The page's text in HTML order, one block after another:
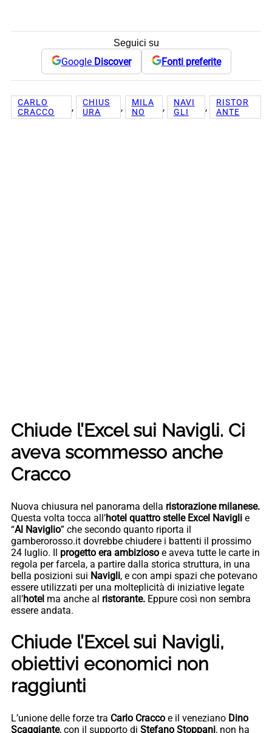
Seguici su
Google Discover Fonti preferite
CARLO
CRACCO
,
CHIUS
URA
,
MILA
NO
,
NAVI
GLI
,
RISTOR
ANTE
Chiude l’Excel sui Navigli. Ci
aveva scommesso anche
Cracco
Nuova chiusura nel panorama della ristorazione milanese.
Questa volta tocca all’hotel quattro stelle Excel Navigli e
“Al Naviglio” che secondo quanto riporta il
gamberorosso.it dovrebbe chiudere i battenti il prossimo
24 luglio. Il progetto era ambizioso e aveva tutte le carte in
regola per farcela, a partire dalla storica struttura, in una
bella posizioni sui Navigli, e con ampi spazi che potevano
essere utilizzati per una molteplicità di iniziative legate
all’hotel ma anche al ristorante. Eppure così non sembra
essere andata.
Chiude l’Excel sui Navigli,
obiettivi economici non
raggiunti
L’unione delle forze tra Carlo Cracco e il veneziano Dino
Scaggiante, con il supporto di Stefano Stoppani, non ha